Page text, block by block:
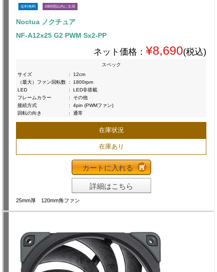
送料無料 24時間以内に出荷
Noctua ノクチュア
NF-A12x25 G2 PWM Sx2-PP
ネット価格： ¥8,690(税込)
スペック
サイズ
:
12cm
（最大）ファン回転数 :
1800rpm
LED
:
LED非搭載
フレームカラー
:
その他
接続方式
:
4pin (PWMファン)
回転の向き
: 通常
在庫状況
在庫あり
カートに入れる
詳細はこちら
25mm厚 120mm角ファン